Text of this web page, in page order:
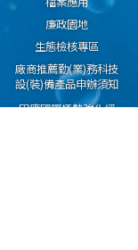
廉政園地
生態檢核專區
廠商推薦勤(業)務科技
設(裝)備產品申辦須知
因應國際情勢強化經